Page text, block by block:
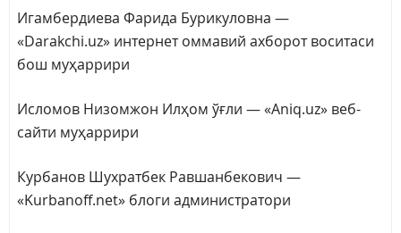
Игамбердиева Фарида Бурикуловна —
«Darakchi.uz» интернет оммавий ахборот воситаси
бош муҳаррири
Исломов Низомжон Илҳом ўғли — «Aniq.uz» веб-
сайти муҳаррири
Курбанов Шухратбек Равшанбекович —
«Kurbanoff.net» блоги администратори